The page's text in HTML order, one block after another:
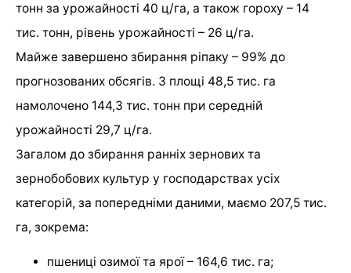
тонн за урожайності 40 ц/га, а також гороху – 14
тис. тонн, рівень урожайності – 26 ц/га.
Майже завершено збирання ріпаку – 99% до
прогнозованих обсягів. З площі 48,5 тис. га
намолочено 144,3 тис. тонн при середній
урожайності 29,7 ц/га.
Загалом до збирання ранніх зернових та
зернобобових культур у господарствах усіх
категорій, за попередніми даними, маємо 207,5 тис.
га, зокрема:
пшениці озимої та ярої – 164,6 тис. га;